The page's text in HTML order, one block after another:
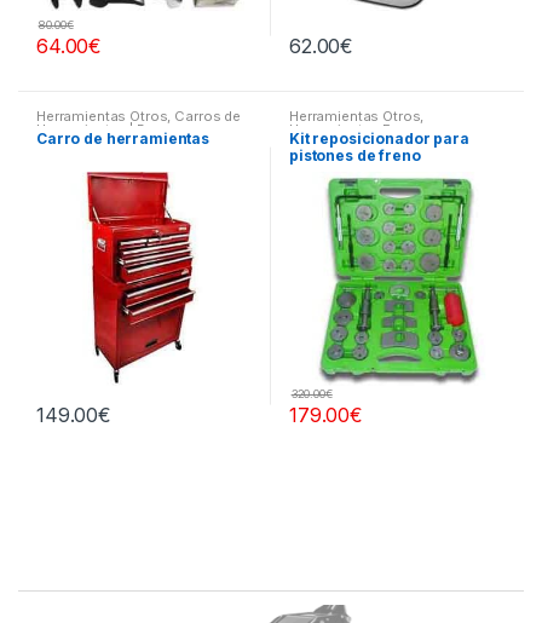
64.00€
80.00€
62.00€
Herramientas Otros, Carros de
Herramientas | Bancos
Carro de herramientas
149.00€
Herramientas Otros,
Herramientas Frenos y
Refrigeración
Kit reposicionador para
pistones de freno
179.00€
320.00€